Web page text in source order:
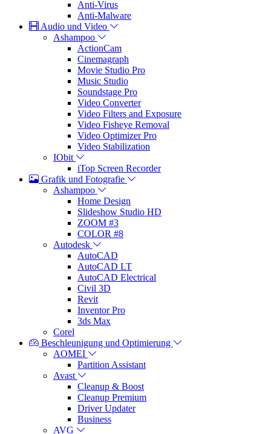
Anti-Virus
Anti-Malware
Audio und Video
Ashampoo
ActionCam
Cinemagraph
Movie Studio Pro
Music Studio
Soundstage Pro
Video Converter
Video Filters and Exposure
Video Fisheye Removal
Video Optimizer Pro
Video Stabilization
IObit
iTop Screen Recorder
Grafik und Fotografie
Ashampoo
Home Design
Slideshow Studio HD
ZOOM #3
COLOR #8
Autodesk
AutoCAD
AutoCAD LT
AutoCAD Electrical
Civil 3D
Revit
Inventor Pro
3ds Max
Corel
Beschleunigung und Optimierung
AOMEI
Partition Assistant
Avast
Cleanup & Boost
Cleanup Premium
Driver Updater
Business
AVG